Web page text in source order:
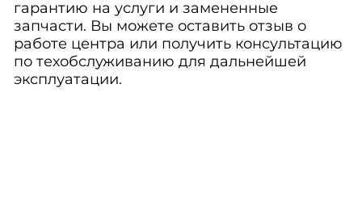
гарантию на услуги и замененные
запчасти. Вы можете оставить отзыв о
работе центра или получить консультацию
по техобслуживанию для дальнейшей
эксплуатации.